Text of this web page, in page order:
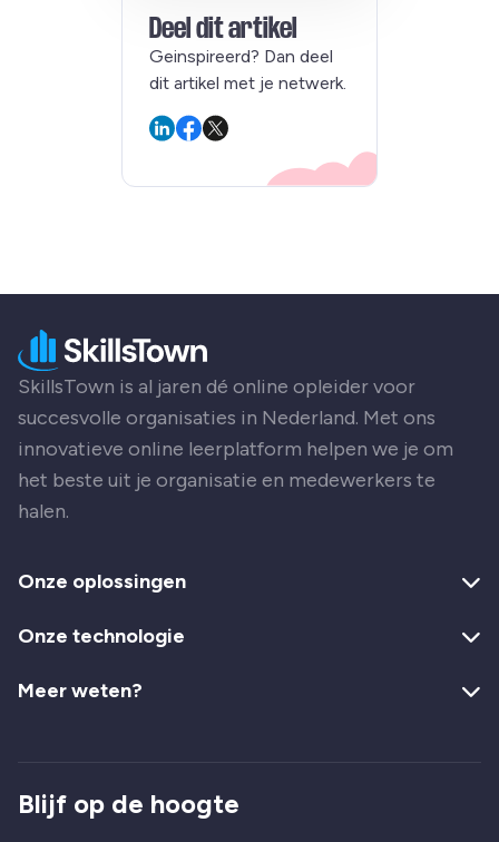
Deel dit artikel
Geinspireerd? Dan deel
dit artikel met je netwerk.
SkillsTown is al jaren dé online opleider voor
succesvolle organisaties in Nederland. Met ons
innovatieve online leerplatform helpen we je om
het beste uit je organisatie en medewerkers te
halen.
Onze oplossingen
Onze technologie
Meer weten?
Blijf op de hoogte